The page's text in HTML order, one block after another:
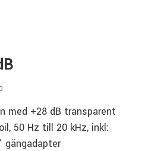
med +28 dB transparent
50 Hz till 20 kHz, inkl:
gängadapter